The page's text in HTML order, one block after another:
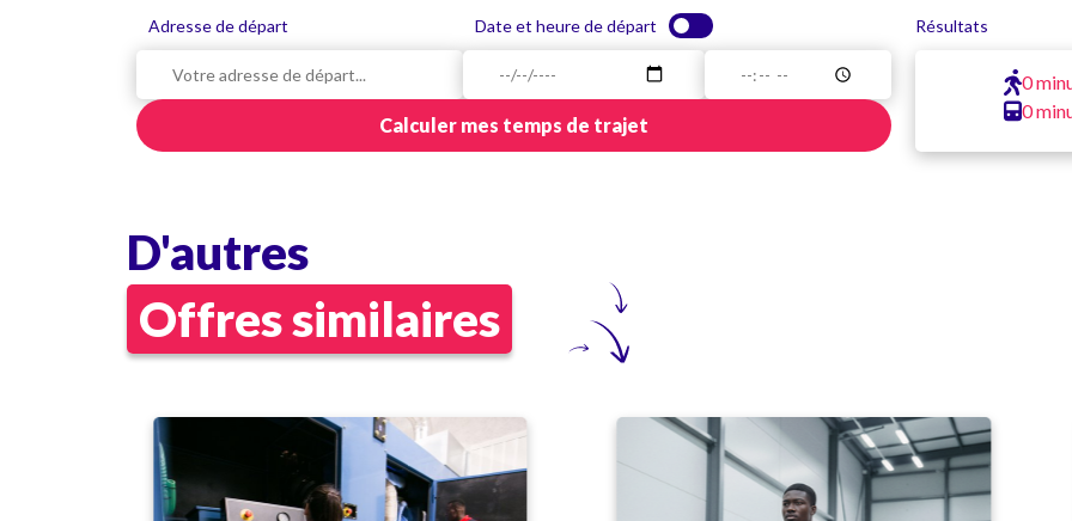
Adresse de départ Date et heure de départ
Calculer mes temps de trajet
Résultats
0
0
D'autres
Offres similaires